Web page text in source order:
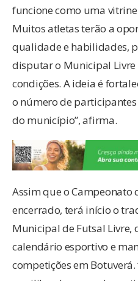
funcione como uma
Muitos atletas terão a
qualidade e habilidades,
disputar o Municipal
condições. A ideia é
o número de
do município”, afirma.
Assim que o Campeonato
encerrado, terá início o
Municipal de Futsal Livre,
calendário esportivo e
competições em Botuverá.